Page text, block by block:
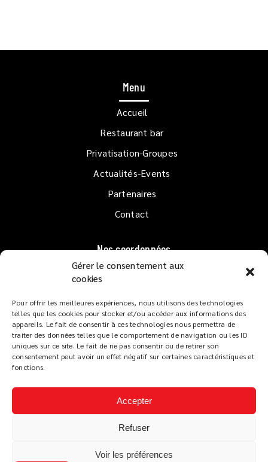
Gérer le consentement aux
cookies
Pour offrir les meilleures expériences, nous utilisons des technologies
telles que les cookies pour stocker et/ou accéder aux informations des
appareils. Le fait de consentir à ces technologies nous permettra de
traiter des données telles que le comportement de navigation ou les ID
uniques sur ce site. Le fait de ne pas consentir ou de retirer son
consentement peut avoir un effet négatif sur certaines caractéristiques et
fonctions.
Accepter
Refuser
Voir les préférences
Menu
Accueil
Restaurant bar
Privatisation-Groupes
Actualités-Events
Partenaires
Contact
Nos coordonnées
1er étage QUAI GOSLAR
33120 ARCACHON
Lundi au Dimanchede 10h à 02h
Service restaurant :
De 12h à 14h et de 19h à 22h
Tapas dès 18h
Mentions légales